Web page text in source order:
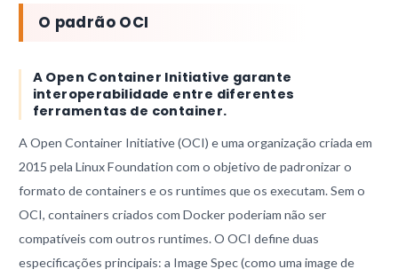
O padrão OCI
A Open Container Initiative garante
interoperabilidade entre diferentes
ferramentas de container.
A Open Container Initiative (OCI) e uma organização criada em
2015 pela Linux Foundation com o objetivo de padronizar o
formato de containers e os runtimes que os executam. Sem o
OCI, containers criados com Docker poderiam não ser
compatíveis com outros runtimes. O OCI define duas
especificações principais: a Image Spec (como uma image de